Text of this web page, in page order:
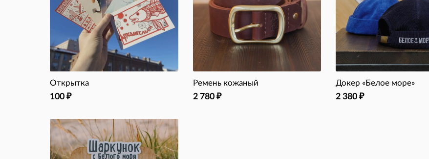
Открытка
100 ₽
Ремень кожаный
2 780 ₽
Докер «Белое море»
2 380 ₽